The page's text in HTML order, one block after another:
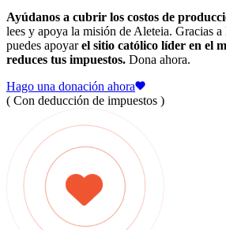
Ayúdanos a cubrir los costos de
lees y apoya la misión de Aleteia. Gracias a
puedes apoyarel sitio católico líder en el
reduces tus impuestos. Dona ahora.
Hago una donación ahora
( Con deducción de impuestos )